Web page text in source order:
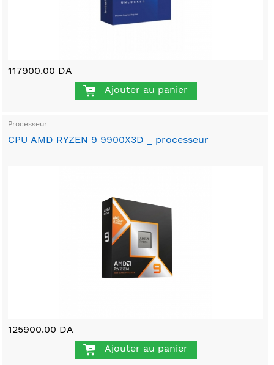
117900.00 DA
Ajouter au panier
Processeur
CPU AMD RYZEN 9 9900X3D _ processeur
125900.00 DA
Ajouter au panier